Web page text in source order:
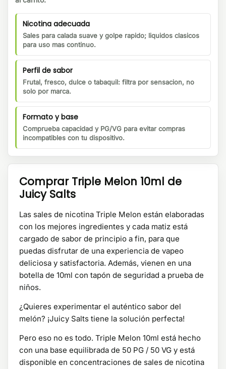
Nicotina adecuada
Sales para calada suave y golpe rapido; liquidos clasicos
para uso mas continuo.
Perfil de sabor
Frutal, fresco, dulce o tabaquil: filtra por sensacion, no
solo por marca.
Formato y base
Comprueba capacidad y PG/VG para evitar compras
incompatibles con tu dispositivo.
Comprar Triple Melon 10ml de
Juicy Salts
Las sales de nicotina Triple Melon están elaboradas
con los mejores ingredientes y cada matiz está
cargado de sabor de principio a fin, para que
puedas disfrutar de una experiencia de vapeo
deliciosa y satisfactoria. Además, vienen en una
botella de 10ml con tapón de seguridad a prueba de
niños.
¿Quieres experimentar el auténtico sabor del
melón? ¡Juicy Salts tiene la solución perfecta!
Pero eso no es todo. Triple Melon 10ml está hecho
con una base equilibrada de 50 PG / 50 VG y está
disponible en concentraciones de sales de nicotina